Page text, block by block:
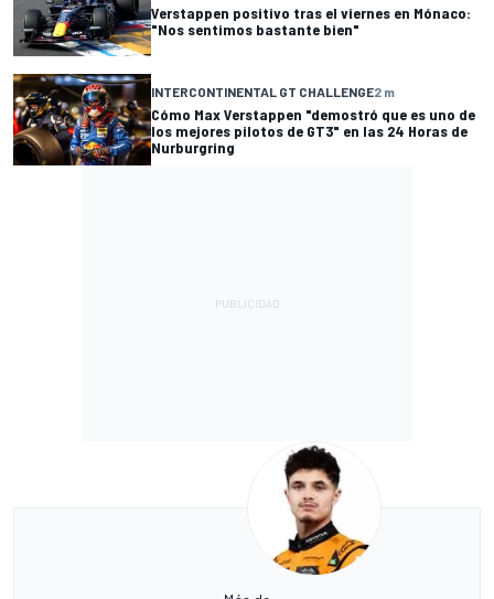
Verstappen positivo tras el viernes en Mónaco:
"Nos sentimos bastante bien"
INTERCONTINENTAL GT CHALLENGE2 m
Cómo Max Verstappen "demostró que es uno de
los mejores pilotos de GT3" en las 24 Horas de
Nurburgring